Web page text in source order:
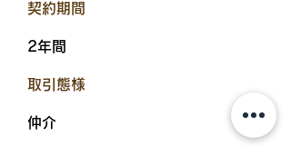
​契約期間
2年間
​取引態様
仲介